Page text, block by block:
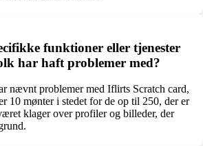
funktioner eller tjenester
har haft problemer med?
nævnt problemer med Iflirts Scratch card,
10 mønter i stedet for de op til 250, der er
klager over profiler og billeder, der